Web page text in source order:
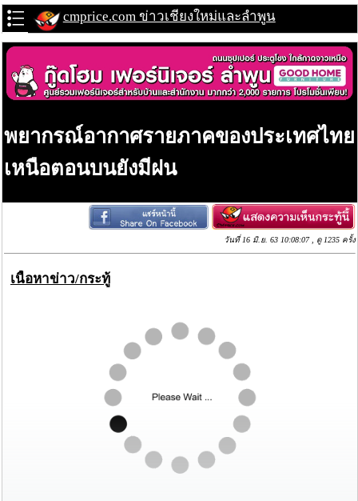
cmprice.com ข่าวเชียงใหม่และลำพูน
พยากรณ์อากาศรายภาคของประเทศไทย
เหนือตอนบนยังมีฝน
วันที่ 16 มิ.ย. 63 10:08:07 , ดู 1235 ครั้ง
เนื้อหาข่าว/กระทู้